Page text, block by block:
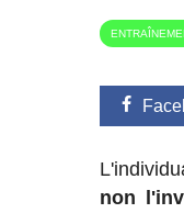
non